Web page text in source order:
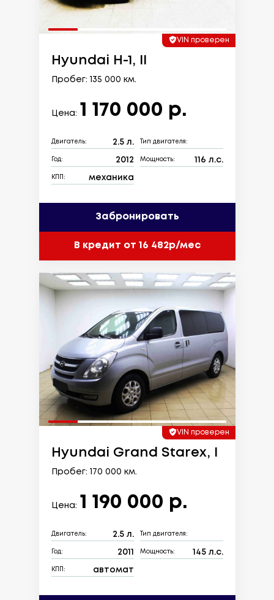
VIN проверен
Hyundai H-1, II
Пробег: 135 000 км.
Цена: 1 170 000 р.
Двигатель: 2.5 л. Тип двигателя:
Год: 2012 Мощность: 116 л.с.
КПП: механика
Забронировать
В кредит от 16 482р/мес
VIN проверен
Hyundai Grand Starex, I
Пробег: 170 000 км.
Цена: 1 190 000 р.
Двигатель: 2.5 л. Тип двигателя:
Год: 2011 Мощность: 145 л.с.
КПП: автомат